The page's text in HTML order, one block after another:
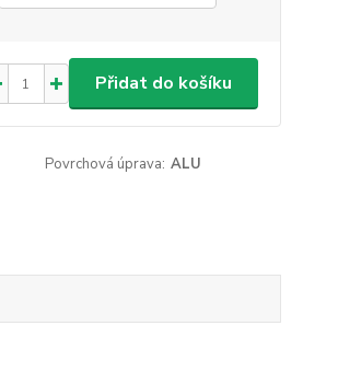
Přidat do košíku
Povrchová úprava: ALU